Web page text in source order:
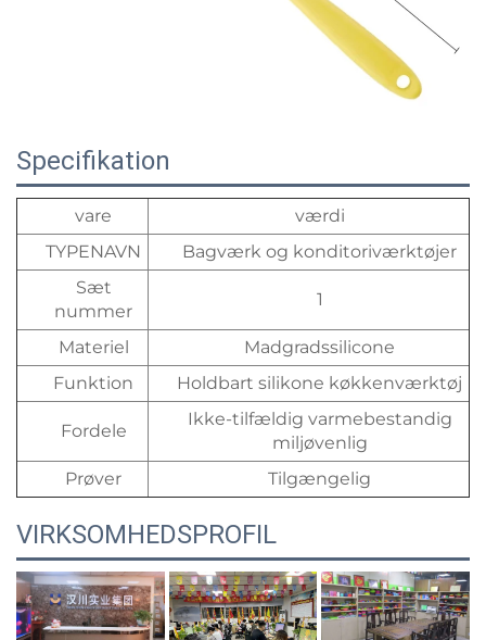
Specifikation
vare
værdi
TYPENAVN
Bagværk og konditoriværktøjer
Sæt
nummer
1
Materiel
Madgradssilicone
Funktion
Holdbart silikone køkkenværktøj
Fordele
Ikke-tilfældig varmebestandig
miljøvenlig
Prøver
Tilgængelig
VIRKSOMHEDSPROFIL